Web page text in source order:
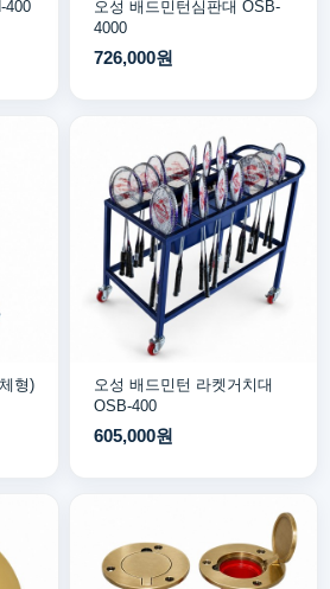
400
오성 배드민턴심판대 OSB-
4000
726,000원
형)
오성 배드민턴 라켓거치대
OSB-400
605,000원